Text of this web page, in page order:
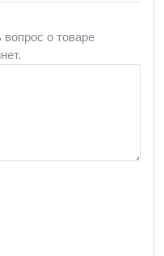
вопрос о товаре